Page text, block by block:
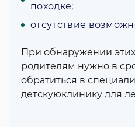
походке;
отсутствие
При обнаружении
родителям нужно в
обратиться в
детскуюклинику для